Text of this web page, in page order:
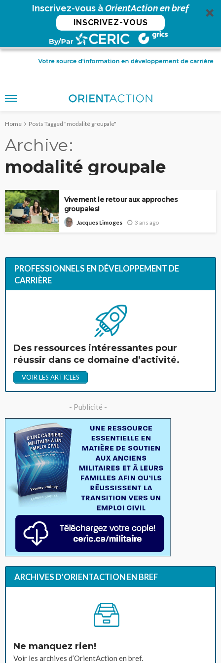
Inscrivez-vous àOrientAction en bref
INSCRIVEZ-VOUS
Home Posts Tagged "modalité groupale"
Archive
modalité groupale
Vivement le retour aux approches
groupales!
Jacques Limoges 3 ans ago
PROFESSIONNELS EN DÉVELOPPEMENT DE
CARRIÈRE
Des ressources intéressantes pour
réussir dans ce domaine d’activité.
VOIR LES ARTICLES
- Publicité -
ARCHIVES D’ORIENTACTION EN BREF
Ne manquez rien!
Voir les archives d’OrientAction en bref.